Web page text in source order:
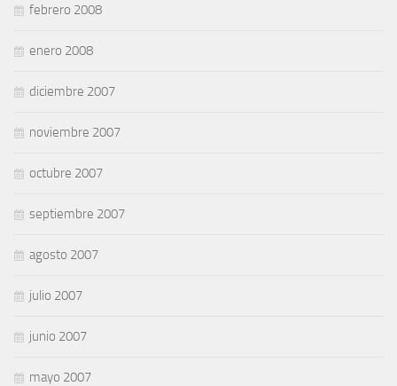
febrero 2008
enero 2008
diciembre 2007
noviembre 2007
octubre 2007
septiembre 2007
agosto 2007
julio 2007
junio 2007
mayo 2007